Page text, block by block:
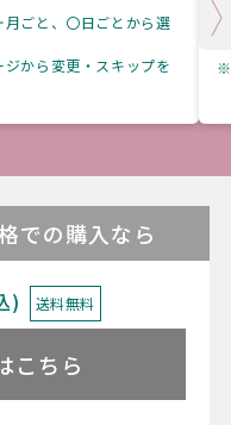
比較）
を22%OFF3,783円（税
での購入なら
) 送料無料
こちら